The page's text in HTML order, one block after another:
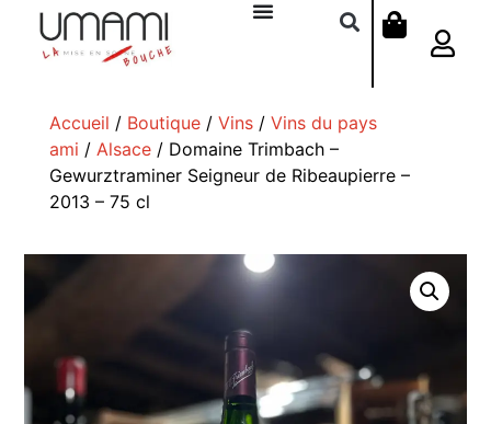
Accueil / Boutique/ Vins/ Vins du pays
ami / Alsace/ Domaine Trimbach –
Gewurztraminer Seigneur de Ribeaupierre –
2013 – 75 cl